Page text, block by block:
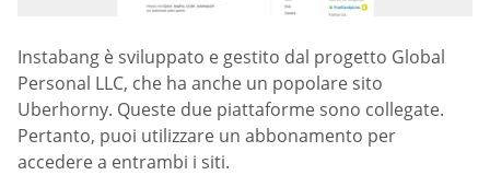
Instabang è sviluppato e gestito dal progetto Global
Personal LLC, che ha anche un popolare sito
Uberhorny. Queste due piattaforme sono collegate.
Pertanto, puoi utilizzare un abbonamento per
accedere a entrambi i siti.